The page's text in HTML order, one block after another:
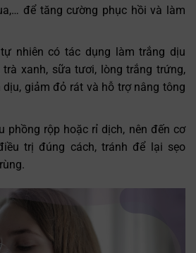
để tăng cường phục hồi và làm
nhiên có tác dụng làm trắng dịu
xanh, sữa tươi, lòng trắng trứng,
giảm đỏ rát và hỗ trợ nâng tông
phồng rộp hoặc rỉ dịch, nên đến cơ
trị đúng cách, tránh để lại sẹo